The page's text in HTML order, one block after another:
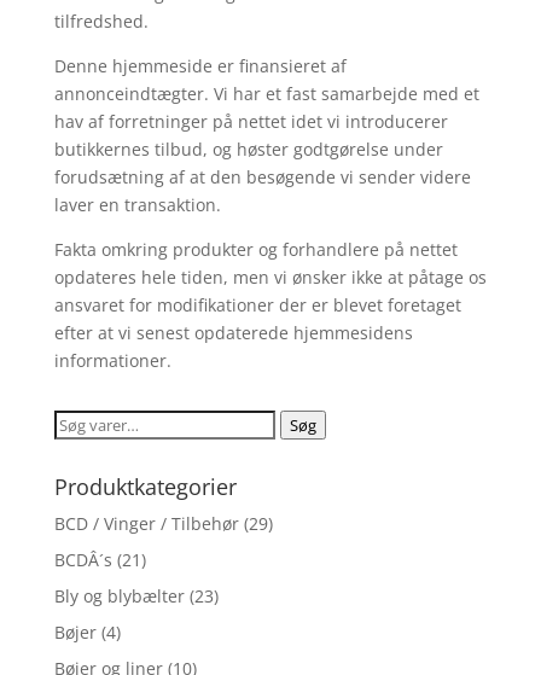
tilfredshed.
Denne hjemmeside er finansieret af
annonceindtægter. Vi har et fast samarbejde med et
hav af forretninger på nettet idet vi introducerer
butikkernes tilbud, og høster godtgørelse under
forudsætning af at den besøgende vi sender videre
laver en transaktion.
Fakta omkring produkter og forhandlere på nettet
opdateres hele tiden, men vi ønsker ikke at påtage os
ansvaret for modifikationer der er blevet foretaget
efter at vi senest opdaterede hjemmesidens
informationer.
Søg
Søg
Produktkategorier
BCD / Vinger / Tilbehør (29)
BCDÂ´s (21)
Bly og blybælter (23)
Bøjer (4)
Bøjer og liner (10)